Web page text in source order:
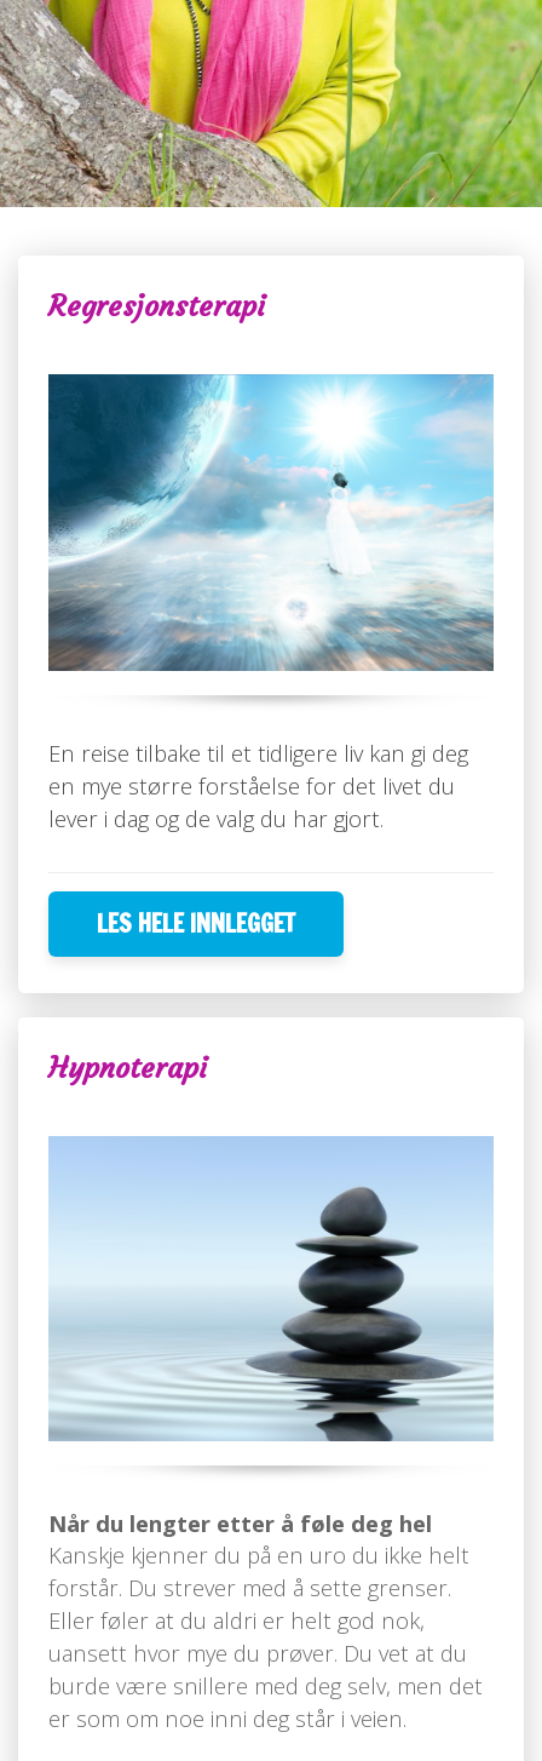
Regresjonsterapi
En reise tilbake til et tidligere liv kan gi deg
en mye større forståelse for det livet du
lever i dag og de valg du har gjort.
LES HELE INNLEGGET
Hypnoterapi
Når du lengter etter å føle deg hel
Kanskje kjenner du på en uro du ikke helt
forstår. Du strever med å sette grenser.
Eller føler at du aldri er helt god nok,
uansett hvor mye du prøver. Du vet at du
burde være snillere med deg selv, men det
er som om noe inni deg står i veien.